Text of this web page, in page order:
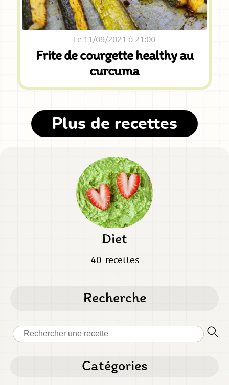
Le 11/09/2021 à 21:00
Frite de courgette healthy au
curcuma
Plus de recettes
Diet
40 recettes
Recherche
Catégories